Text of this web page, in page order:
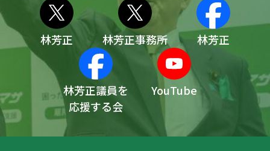
林芳正 林芳正事務所 林芳正
林芳正議員を
応援する会
YouTube